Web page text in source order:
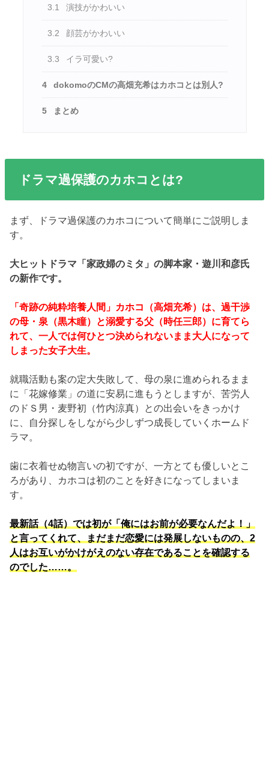
3.1 演技がかわいい
3.2 顔芸がかわいい
3.3 イラ可愛い?
4 dokomoのCMの高畑充希はカホコとは別人?
5 まとめ
ドラマ過保護のカホコとは?
まず、ドラマ過保護のカホコについて簡単にご説明しま
す。
大ヒットドラマ「家政婦のミタ」の脚本家・遊川和彦氏
の新作です。
「奇跡の純粋培養人間」カホコ（高畑充希）は、過干渉
の母・泉（黒木瞳）と溺愛する父（時任三郎）に育てら
れて、一人では何ひとつ決められないまま大人になって
しまった女子大生。
就職活動も案の定大失敗して、母の泉に進められるまま
に「花嫁修業」の道に安易に進もうとしますが、苦労人
のドＳ男・麦野初（竹内涼真）との出会いをきっかけ
に、自分探しをしながら少しずつ成長していくホームド
ラマ。
歯に衣着せぬ物言いの初ですが、一方とても優しいとこ
ろがあり、カホコは初のことを好きになってしまいま
す。
最新話（4話）では初が「俺にはお前が必要なんだよ！」
と言ってくれて、まだまだ恋愛には発展しないものの、2
人はお互いがかけがえのない存在であることを確認する
のでした……。